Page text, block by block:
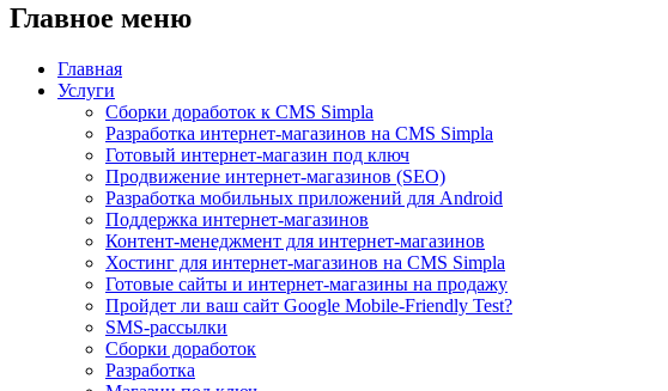
Главное меню
Главная
Услуги
Сборки доработок к CMS Simpla
Разработка интернет-магазинов на CMS Simpla
Готовый интернет-магазин под ключ
Продвижение интернет-магазинов (SEO)
Разработка мобильных приложений для Android
Поддержка интернет-магазинов
Контент-менеджмент для интернет-магазинов
Хостинг для интернет-магазинов на CMS Simpla
Готовые сайты и интернет-магазины на продажу
Пройдет ли ваш сайт Google Mobile-Friendly Test?
SMS-рассылки
Сборки доработок
Разработка